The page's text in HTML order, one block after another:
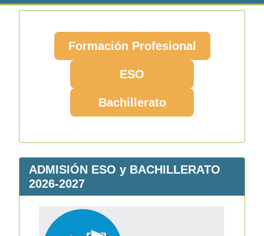
Formación Profesional
ESO
Bachillerato
ADMISIÓN ESO y BACHILLERATO
2026-2027